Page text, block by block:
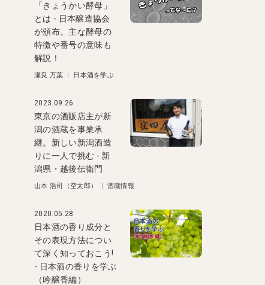
「きょうかい酵母」
とは - 日本醸造協会
が頒布。主な酵母の
特徴や番号の意味も
解説！
瀬良 万葉 | 日本酒を学ぶ
2023.09.26
東京の酒販店主が新
潟の酒蔵を事業承
継。新しい新潟酒造
りに一人で挑む - 新
潟県・越後伝衛門
山本 浩司（空太郎） | 酒蔵情報
2020.05.28
日本酒の香り成分と
その表現方法につい
て深く知っておこう!
- 日本酒の香りを学ぶ
（吟醸香編）